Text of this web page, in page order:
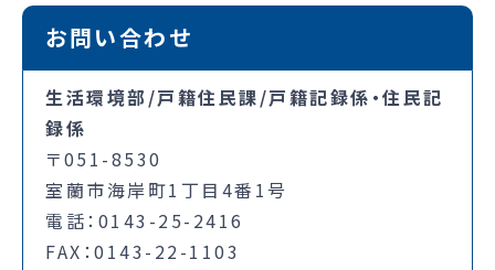
お問い合わせ
生活環境部/戸籍住民課/戸籍記録係・住民記
録係
〒051-8530
室蘭市海岸町1丁目4番1号
電話：0143-25-2416
FAX：0143-22-1103